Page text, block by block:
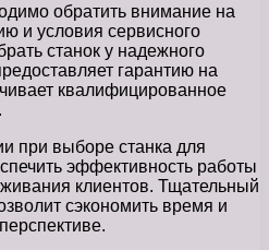
обратить внимание на
и условия сервисного
станок у надежного
гарантию на
квалифицированное
при выборе станка для
эффективность работы
клиентов. Тщательный
сэкономить время и